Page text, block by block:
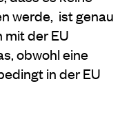
werde, ist genau
mit der EU
obwohl eine
in der EU